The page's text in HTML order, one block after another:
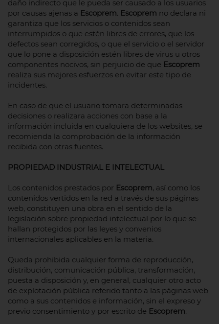
daño indirecto que le pueda ser causado a los usuarios
por causas ajenas a Escoprem. Escoprem no declara ni
garantiza que los servicios o contenidos sean
interrumpidos o que estén libres de errores, que los
defectos sean corregidos, o que el servicio o el servidor
que lo pone a disposición estén libres de virus u otros
componentes nocivos, sin perjuicio de que Escoprem
realiza sus mejores esfuerzos en evitar este tipo de
incidentes.
En caso de que el usuario tomara determinadas
decisiones o realizara acciones con base a la
información incluida en cualquiera de los websites, se
recomienda la comprobación de la información
recibida con otras fuentes.
PROPIEDAD INDUSTRIAL E INTELECTUAL
Los contenidos prestados por Escoprem, así como los
contenidos vertidos en la red a través de sus páginas
web, constituyen una obra en el sentido de la
legislación sobre propiedad intelectual por lo que se
hallan protegidos por las leyes y convenios
internacionales aplicables en la materia.
Queda prohibida cualquier forma de reproducción,
distribución, comunicación pública, transformación,
puesta a disposición y, en general, cualquier otro acto
de explotación pública referido tanto a las páginas web
como a sus contenidos e información, sin el expreso y
previo consentimiento y por escrito de Escoprem.